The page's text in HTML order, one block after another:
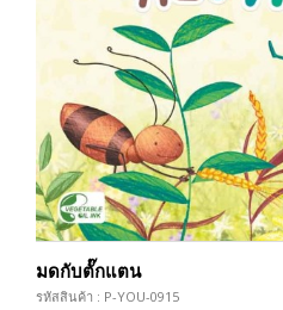
มดกับตั๊กแตน
รหัสสินค้า : P-YOU-0915